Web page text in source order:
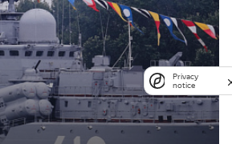
Privacy
notice